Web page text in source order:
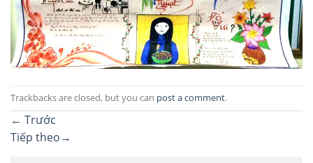
Trackbacks are closed, but you can post a comment.
← Trước
Tiếp theo→